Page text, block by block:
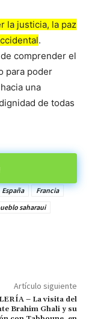
la justicia, la paz
.
comprender el
para poder
una
de todas
España
Francia
saharaui
Artículo siguiente
– La visita del
Brahim Ghali y su